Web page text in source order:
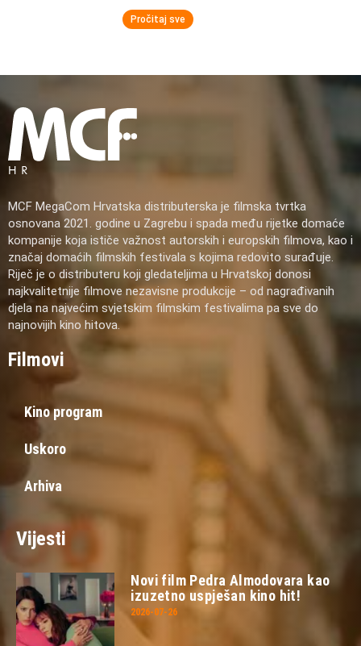
Pročitaj sve
MCF MegaCom Hrvatska distributerska je filmska tvrtka
osnovana 2021. godine u Zagrebu i spada među rijetke domaće
kompanije koja ističe važnost autorskih i europskih filmova, kao i
značaj domaćih filmskih festivala s kojima redovito surađuje.
Riječ je o distributeru koji gledateljima u Hrvatskoj donosi
najkvalitetnije filmove nezavisne produkcije – od nagrađivanih
djela na najvećim svjetskim filmskim festivalima pa sve do
najnovijih kino hitova.
Filmovi
Kino program
Uskoro
Arhiva
Vijesti
Novi film Pedra Almodovara kao
izuzetno uspješan kino hit!
2026-07-26